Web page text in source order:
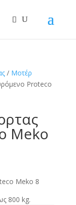
/ Μοτέρ
Proteco
Meko
Meko 8
800 kg.